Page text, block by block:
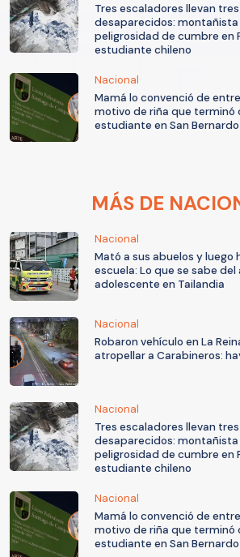
Tres escaladores llevan
desaparecidos: montañista
peligrosidad de cumbre en
estudiante chileno
Nacional
Mamá lo convenció de
motivo de riña que terminó
estudiante en San Bernardo
MÁS DE
Nacional
Mató a sus abuelos y luego
escuela: Lo que se sabe
adolescente en Tailandia
Nacional
Robaron vehículo en La
atropellar a Carabineros:
Nacional
Tres escaladores llevan
desaparecidos: montañista
peligrosidad de cumbre en
estudiante chileno
Nacional
Mamá lo convenció de
motivo de riña que terminó
estudiante en San Bernardo